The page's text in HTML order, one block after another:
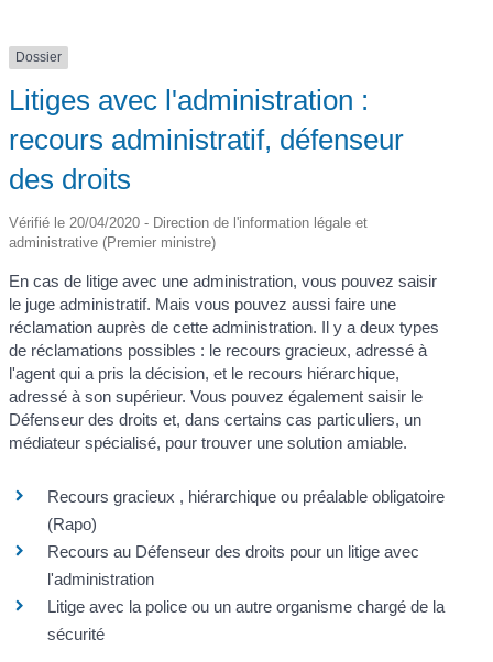
Dossier
Litiges avec l'administration :
recours administratif, défenseur
des droits
Vérifié le 20/04/2020 - Direction de l'information légale et
administrative (Premier ministre)
En cas de litige avec une administration, vous pouvez saisir
le juge administratif. Mais vous pouvez aussi faire une
réclamation auprès de cette administration. Il y a deux types
de réclamations possibles : le recours gracieux, adressé à
l'agent qui a pris la décision, et le recours hiérarchique,
adressé à son supérieur. Vous pouvez également saisir le
Défenseur des droits et, dans certains cas particuliers, un
médiateur spécialisé, pour trouver une solution amiable.
Recours gracieux , hiérarchique ou préalable obligatoire
(Rapo)
Recours au Défenseur des droits pour un litige avec
l'administration
Litige avec la police ou un autre organisme chargé de la
sécurité